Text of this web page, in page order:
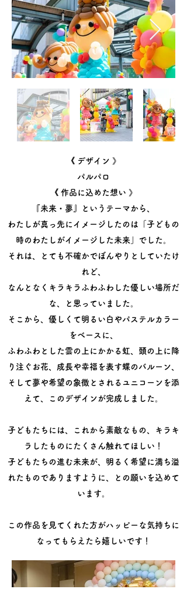
《 デザイン 》
パルパロ
​《 作品に込めた想い 》
『未来・夢』というテーマから、
わたしが真っ先にイメージしたのは「子どもの
時のわたしがイメージした未来」でした。
それは、とても不確かでぼんやりとしていたけ
れど、
なんとなくキラキラふわふわした優しい場所だ
な、と思っていました。
そこから、優しくて明るい白やパステルカラー
をベースに、
ふわふわとした雲の上にかかる虹、頭の上に降
り注ぐお花、成長や幸福を表す蝶のバルーン、
そして夢や希望の象徴とされるユニコーンを添
えて、このデザインが完成しました。
子どもたちには、これから素敵なもの、キラキ
ラしたものにたくさん触れてほしい！
子どもたちの進む未来が、明るく希望に満ち溢
れたものでありますように、との願いを込めて
います。
この作品を見てくれた方がハッピーな気持ちに
なってもらえたら嬉しいです！